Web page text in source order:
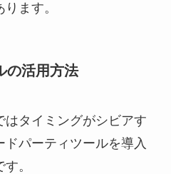
ます。
の活用方法
タイミングがシビアす
パーティツールを導入
。